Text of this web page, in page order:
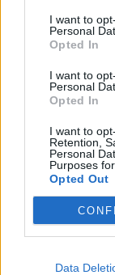
I want to
Personal
Opted In
I want to
Personal
Opted In
I want to
Retention,
Personal
Purposes
Opted Out
Data
Twitter
GIAN
PAPIEŻ